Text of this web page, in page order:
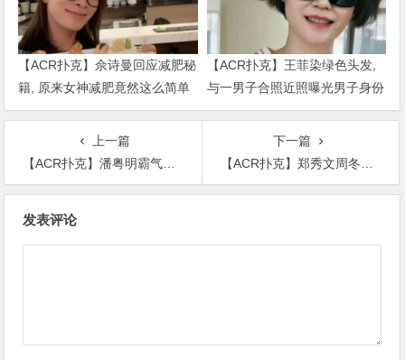
【ACR扑克】佘诗曼回应减肥秘
籍, 原来女神减肥竟然这么简单
【ACR扑克】王菲染绿色头发,
与一男子合照近照曝光男子身份
被扒出
上一篇
【ACR扑克】潘粤明霸气回应卷发造型的由来，一句因为像小狗体现的是自信
下一篇
【ACR扑克】郑秀文周冬雨一决高下影后争夺激动人心，易烊千玺令粉丝担心！
发表评论